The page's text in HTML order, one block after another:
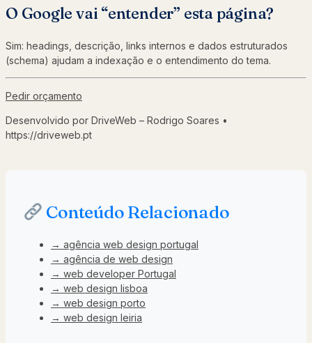
O Google vai “entender” esta página?
Sim: headings, descrição, links internos e dados estruturados
(schema) ajudam a indexação e o entendimento do tema.
Pedir orçamento
Desenvolvido por DriveWeb – Rodrigo Soares •
https://driveweb.pt
Conteúdo Relacionado
→ agência web design portugal
→ agência de web design
→ web developer Portugal
→ web design lisboa
→ web design porto
→ web design leiria